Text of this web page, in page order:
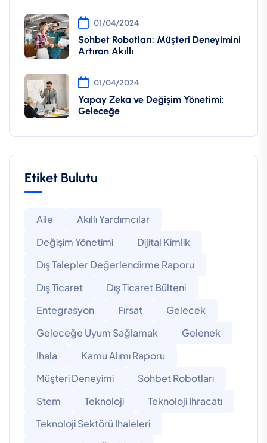
01/04/2024
Sohbet Robotları: Müşteri Deneyimini
Artıran Akıllı
01/04/2024
Yapay Zeka ve Değişim Yönetimi:
Geleceğe
Etiket Bulutu
Aile
Akıllı Yardımcılar
Değişim Yönetimi
Dijital Kimlik
Dış Talepler Değerlendirme Raporu
Dış Ticaret
Dış Ticaret Bülteni
Entegrasyon
Fırsat
Gelecek
Geleceğe Uyum Sağlamak
Gelenek
Ihala
Kamu Alımı Raporu
Müşteri Deneyimi
Sohbet Robotları
Stem
Teknoloji
Teknoloji Ihracatı
Teknoloji Sektörü Ihaleleri